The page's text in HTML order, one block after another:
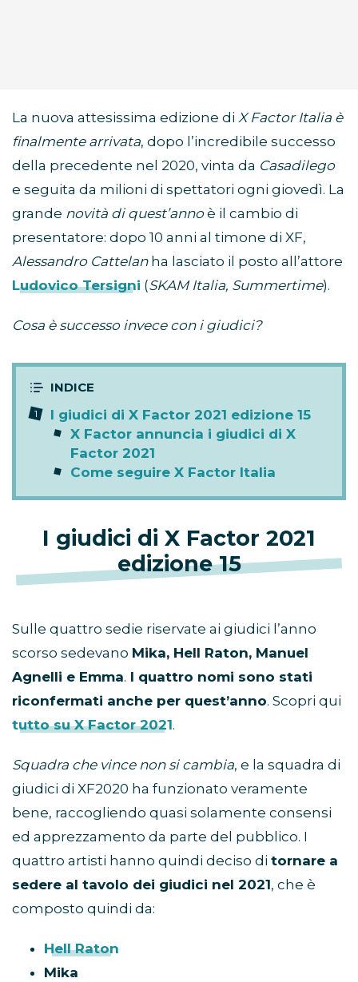
La nuova attesissima edizione di X Factor Italia è
finalmente arrivata, dopo l’incredibile successo
della precedente nel 2020, vinta da Casadilego
e seguita da milioni di spettatori ogni giovedì. La
grande novità di quest’annoè il cambio di
presentatore: dopo 10 anni al timone di XF,
Alessandro Cattelanha lasciato il posto all’attore
Ludovico Tersigni (SKAM Italia, Summertime).
Cosa è successo invece con i giudici?
I giudici di X Factor 2021 edizione 15
X Factor annuncia i giudici di X
Factor 2021
Come seguire X Factor Italia
I giudici di X Factor 2021
edizione 15
Sulle quattro sedie riservate ai giudici l’anno
scorso sedevano Mika, Hell Raton, Manuel
Agnelli e Emma. I quattro nomi sono stati
riconfermati anche per quest’anno. Scopri qui
tutto su X Factor 2021.
Squadra che vince non si cambia, e la squadra di
giudici di XF2020 ha funzionato veramente
bene, raccogliendo quasi solamente consensi
ed apprezzamento da parte del pubblico. I
quattro artisti hanno quindi deciso di tornare a
sedere al tavolo dei giudici nel 2021, che è
composto quindi da:
Hell Raton
Mika